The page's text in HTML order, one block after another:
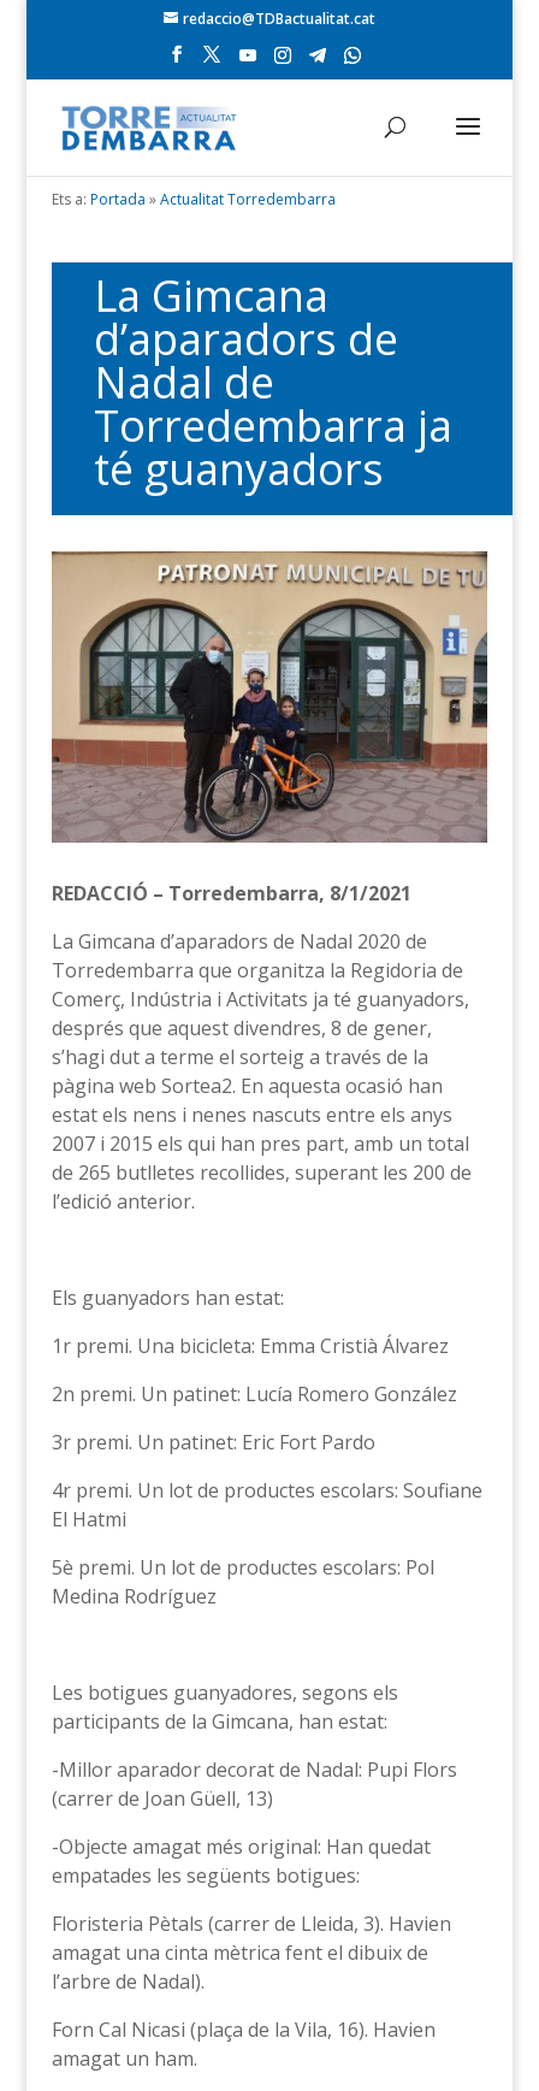
redaccio@TDBactualitat.cat
Ets a: Portada »Actualitat Torredembarra
La Gimcana
d’aparadors de
Nadal de
Torredembarra ja
té guanyadors
REDACCIÓ – Torredembarra, 8/1/2021
La Gimcana d’aparadors de Nadal 2020 de
Torredembarra que organitza la Regidoria de
Comerç, Indústria i Activitats ja té guanyadors,
després que aquest divendres, 8 de gener,
s’hagi dut a terme el sorteig a través de la
pàgina web Sortea2. En aquesta ocasió han
estat els nens i nenes nascuts entre els anys
2007 i 2015 els qui han pres part, amb un total
de 265 butlletes recollides, superant les 200 de
l’edició anterior.
Els guanyadors han estat:
1r premi. Una bicicleta: Emma Cristià Álvarez
2n premi. Un patinet: Lucía Romero González
3r premi. Un patinet: Eric Fort Pardo
4r premi. Un lot de productes escolars: Soufiane
El Hatmi
5è premi. Un lot de productes escolars: Pol
Medina Rodríguez
Les botigues guanyadores, segons els
participants de la Gimcana, han estat:
-Millor aparador decorat de Nadal: Pupi Flors
(carrer de Joan Güell, 13)
-Objecte amagat més original: Han quedat
empatades les següents botigues:
Floristeria Pètals (carrer de Lleida, 3). Havien
amagat una cinta mètrica fent el dibuix de
l’arbre de Nadal).
Forn Cal Nicasi (plaça de la Vila, 16). Havien
amagat un ham.